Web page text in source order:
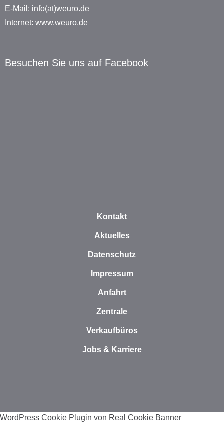
E-Mail: info(at)weuro.de
Internet: www.weuro.de
Besuchen Sie uns auf Facebook
Kontakt
Aktuelles
Datenschutz
Impressum
Anfahrt
Zentrale
Verkaufbüros
Jobs & Karriere
WordPress Cookie Plugin von Real Cookie Banner